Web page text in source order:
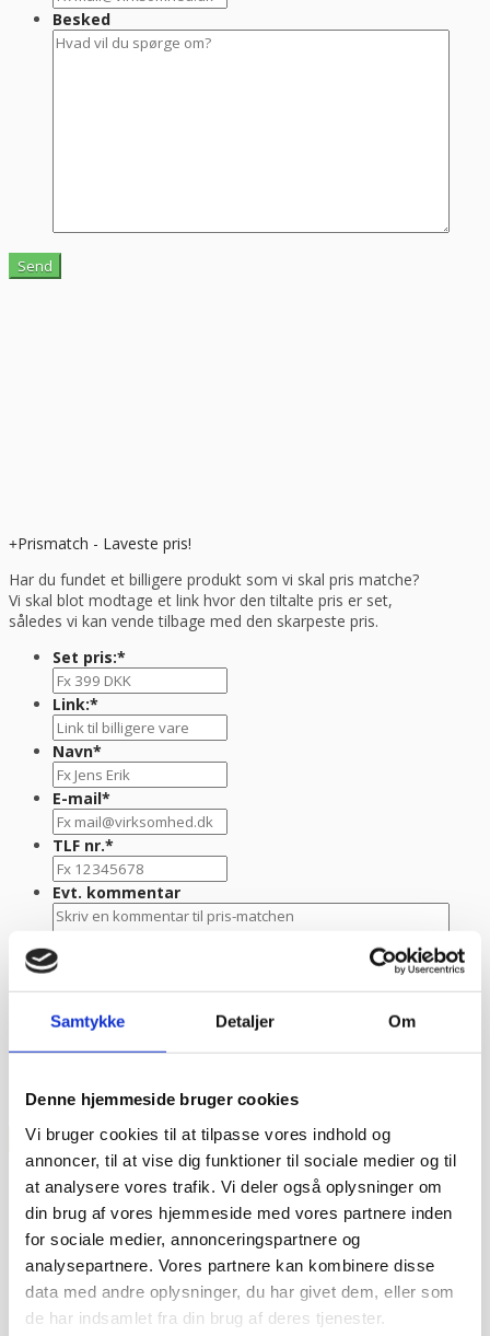
Samtykke Detaljer Om
Denne hjemmeside bruger cookies
Vi bruger cookies til at tilpasse vores indhold og
annoncer, til at vise dig funktioner til sociale medier og til
at analysere vores trafik. Vi deler også oplysninger om
din brug af vores hjemmeside med vores partnere inden
for sociale medier, annonceringspartnere og
analysepartnere. Vores partnere kan kombinere disse
data med andre oplysninger, du har givet dem, eller som
de har indsamlet fra din brug af deres tjenester.
Besked
Prismatch - Laveste pris!
Har du fundet et billigere produkt som vi skal pris matche?
Vi skal blot modtage et link hvor den tiltalte pris er set,
således vi kan vende tilbage med den skarpeste pris.
Set pris:*
Link:*
Navn*
E-mail*
TLF nr.*
Evt. kommentar